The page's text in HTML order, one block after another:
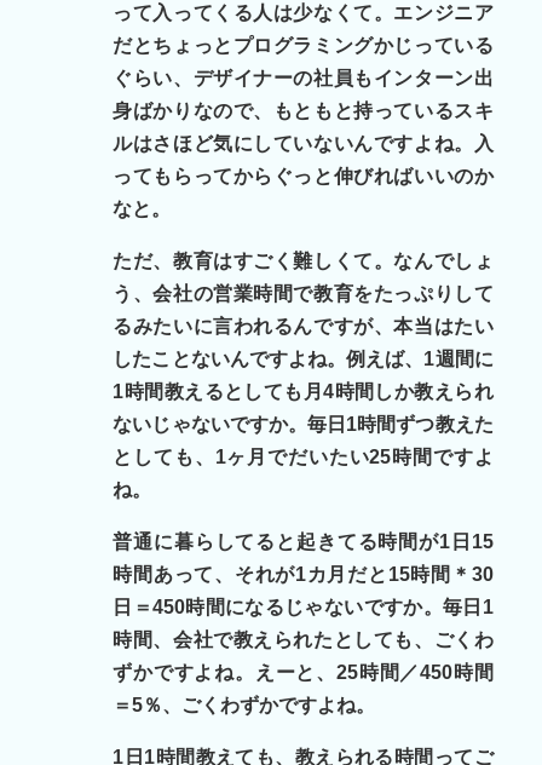
って入ってくる人は少なくて。エンジニア
だとちょっとプログラミングかじっている
ぐらい、デザイナーの社員もインターン出
身ばかりなので、もともと持っているスキ
ルはさほど気にしていないんですよね。入
ってもらってからぐっと伸びればいいのか
なと。
ただ、教育はすごく難しくて。なんでしょ
う、会社の営業時間で教育をたっぷりして
るみたいに言われるんですが、本当はたい
したことないんですよね。例えば、1週間に
1時間教えるとしても月4時間しか教えられ
ないじゃないですか。毎日1時間ずつ教えた
としても、1ヶ月でだいたい25時間ですよ
ね。
普通に暮らしてると起きてる時間が1日15
時間あって、それが1カ月だと15時間＊30
日＝450時間になるじゃないですか。毎日1
時間、会社で教えられたとしても、ごくわ
ずかですよね。えーと、25時間／450時間
＝5％、ごくわずかですよね。
1日1時間教えても、教えられる時間ってご